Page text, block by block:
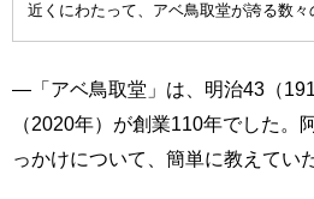
近くにわたって、アベ鳥取堂が誇る数々
―「アベ鳥取堂」は、明治43（
（2020年）が創業110年でした。
っかけについて、簡単に教えてい